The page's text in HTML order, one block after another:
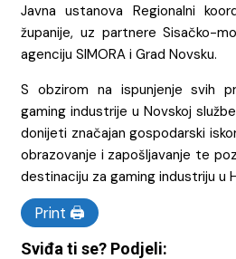
Javna ustanova Regionalni
županije, uz partnere Sisačko-
agenciju SIMORA i Grad Novsku.
S obzirom na ispunjenje svih
gaming industrije u Novskoj
donijeti značajan gospodarski
obrazovanje i zapošljavanje te
destinaciju za gaming industriju u
Print 🖨
Sviđa ti se? Podjeli: